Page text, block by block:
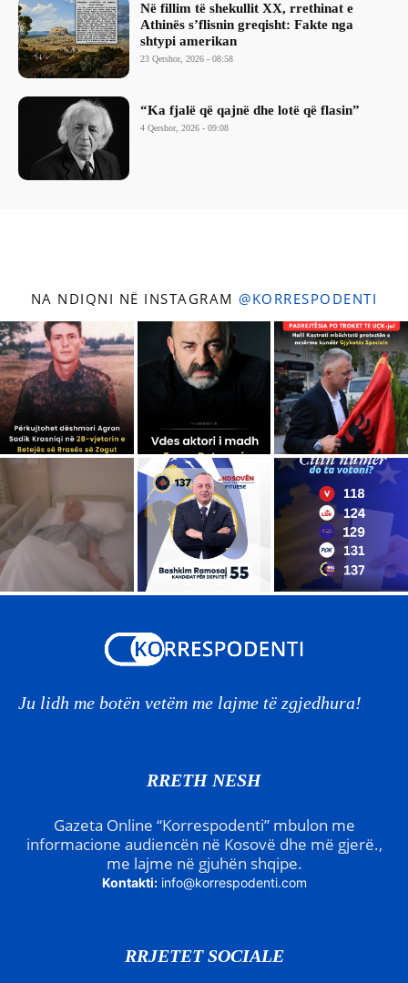
Në fillim të shekullit XX, rrethinat e
Athinës s’flisnin greqisht: Fakte nga
shtypi amerikan
23 Qershor, 2026 - 08:58
“Ka fjalë që qajnë dhe lotë që flasin”
4 Qershor, 2026 - 09:08
NA NDIQNI NË INSTAGRAM @KORRESPODENTI
Ju lidh me botën vetëm me lajme të zgjedhura!
RRETH NESH
Gazeta Online “Korrespodenti” mbulon me
informacione audiencën në Kosovë dhe më gjerë.,
me lajme në gjuhën shqipe.
Kontakti: info@korrespodenti.com
RRJETET SOCIALE